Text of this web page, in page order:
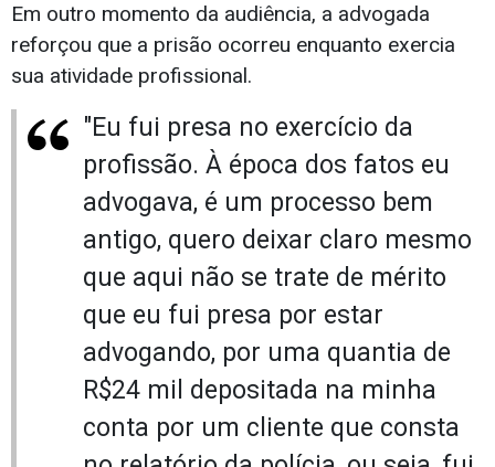
Em outro momento da audiência, a advogada
reforçou que a prisão ocorreu enquanto exercia
sua atividade profissional.
"Eu fui presa no exercício da
profissão. À época dos fatos eu
advogava, é um processo bem
antigo, quero deixar claro mesmo
que aqui não se trate de mérito
que eu fui presa por estar
advogando, por uma quantia de
R$24 mil depositada na minha
conta por um cliente que consta